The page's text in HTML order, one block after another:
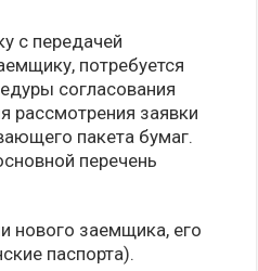
с передачей
потребуется
согласования
рассмотрения заявки
пакета бумаг.
перечень
нового заемщика, его
паспорта).